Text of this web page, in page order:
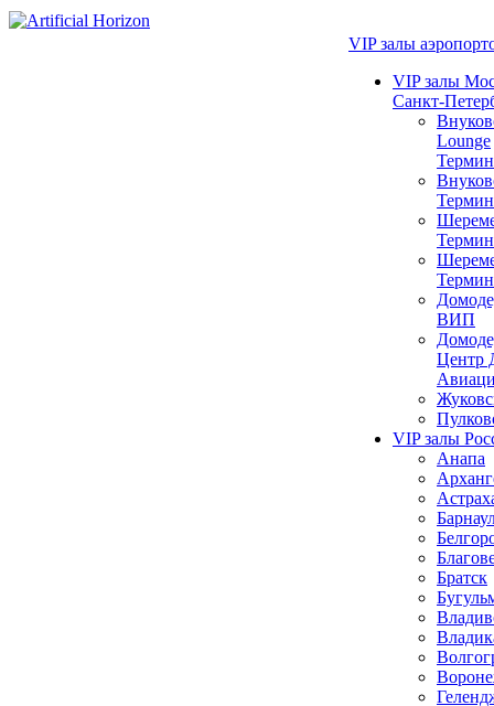
VIP залы
VIP залы
Санкт-
Lounge
ВИП
Центр
VIP залы
Анапа
Братск